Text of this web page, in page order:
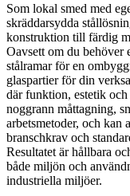
Som lokal smed med
skräddarsydda
konstruktion till färdig
Oavsett om du behöver
stålramar för en
glaspartier för din
där funktion, estetik
noggrann måttagning,
arbetsmetoder, och kan
branschkrav och
Resultatet är hållbara
både miljön och
industriella miljöer.